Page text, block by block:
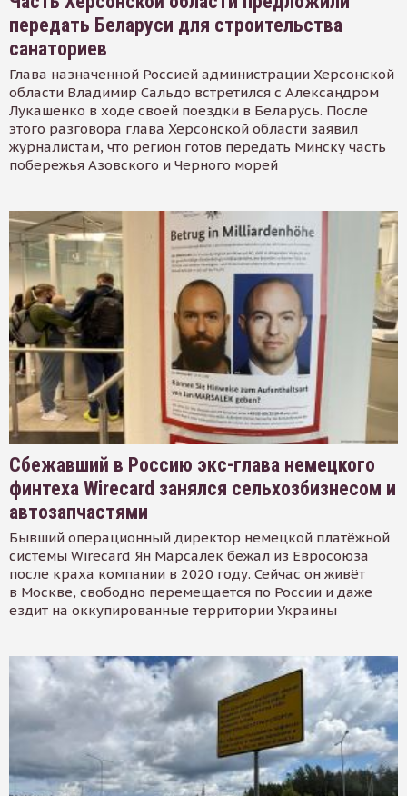
передать Беларуси для строительства
санаториев
Глава назначенной Россией администрации Херсонской
области Владимир Сальдо встретился с Александром
Лукашенко в ходе своей поездки в Беларусь. После
этого разговора глава Херсонской области заявил
журналистам, что регион готов передать Минску часть
побережья Азовского и Черного морей
Сбежавший в Россию экс-глава немецкого
финтеха Wirecard занялся сельхозбизнесом и
автозапчастями
Бывший операционный директор немецкой платёжной
системы Wirecard Ян Марсалек бежал из Евросоюза
после краха компании в 2020 году. Сейчас он живёт
в Москве, свободно перемещается по России и даже
ездит на оккупированные территории Украины